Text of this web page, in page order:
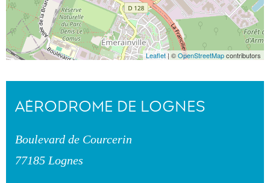
Leaflet | ©OpenStreetMapcontributors
AÉRODROME DE LOGNES
Boulevard de Courcerin
77185 Lognes